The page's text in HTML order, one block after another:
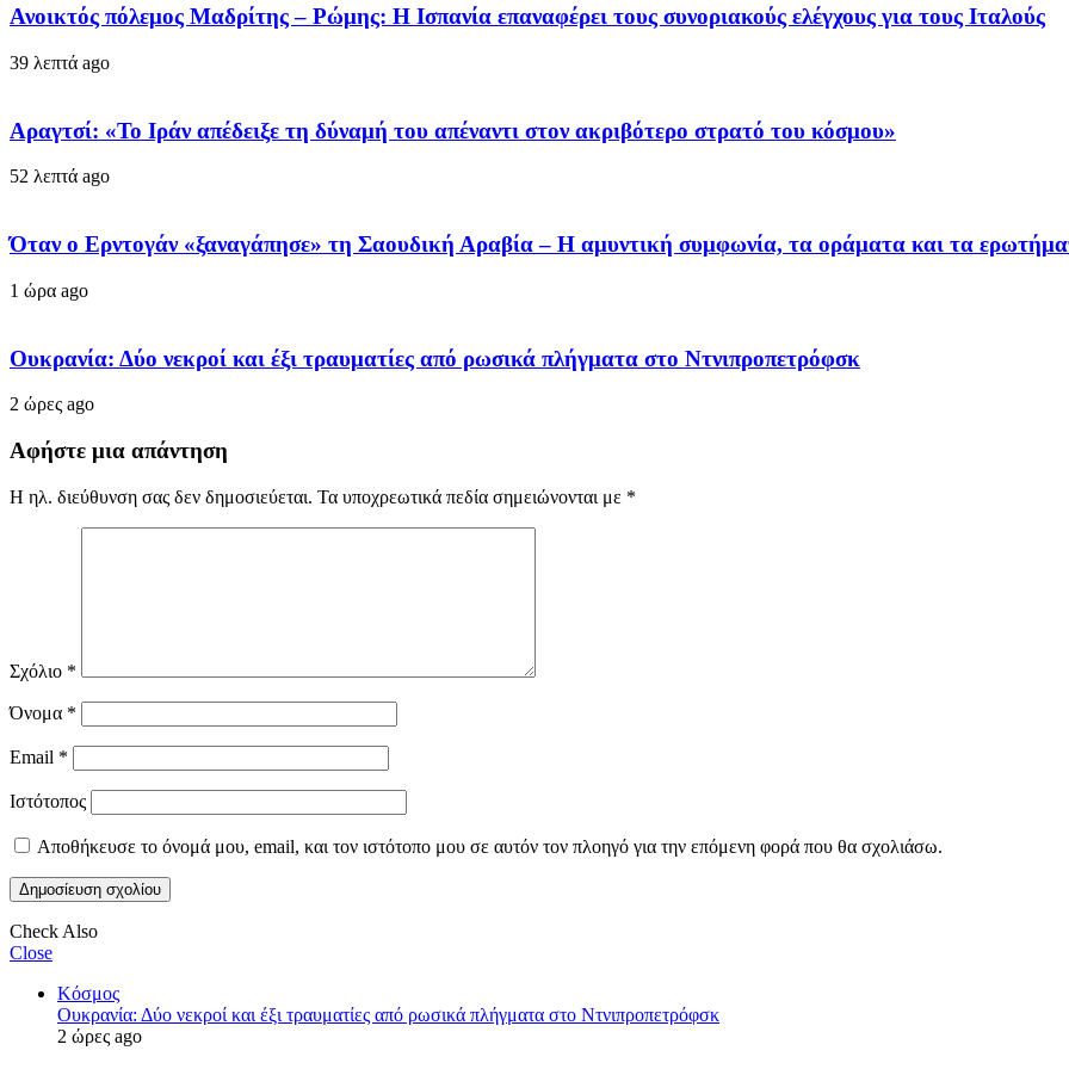
Ανοικτός πόλεμος Μαδρίτης – Ρώμης: Η Ισπανία επαναφέρει τους συνοριακούς ελέγχους για τους Ιταλούς
39 λεπτά ago
Αραγτσί: «Το Ιράν απέδειξε τη δύναμή του απέναντι στον ακριβότερο στρατό του κόσμου»
52 λεπτά ago
Όταν ο Ερντογάν «ξαναγάπησε» τη Σαουδική Αραβία – Η αμυντική συμφωνία, τα οράματα και τα
1 ώρα ago
Ουκρανία: Δύο νεκροί και έξι τραυματίες από ρωσικά πλήγματα στο Ντνιπροπετρόφσκ
2 ώρες ago
Αφήστε μια απάντηση
Η ηλ. διεύθυνση σας δεν δημοσιεύεται. Τα υποχρεωτικά πεδία σημειώνονται με *
Σχόλιο *
Όνομα *
Email *
Ιστότοπος
Αποθήκευσε το όνομά μου, email, και τον ιστότοπο μου σε αυτόν τον πλοηγό για την επόμενη φορά που θα σχολιάσω.
Check Also
Close
Κόσμος
Ουκρανία: Δύο νεκροί και έξι τραυματίες από ρωσικά πλήγματα στο Ντνιπροπετρόφσκ
2 ώρες ago